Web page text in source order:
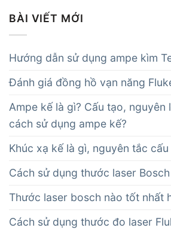
BÀI VIẾT MỚI
Hướng dẫn sử dụng ampe kìm
Đánh giá đồng hồ vạn năng
Ampe kế là gì? Cấu tạo, nguyên
cách sử dụng ampe kế?
Khúc xạ kế là gì, nguyên tắc
Cách sử dụng thước laser
Thước laser bosch nào tốt nhất
Cách sử dụng thước đo laser